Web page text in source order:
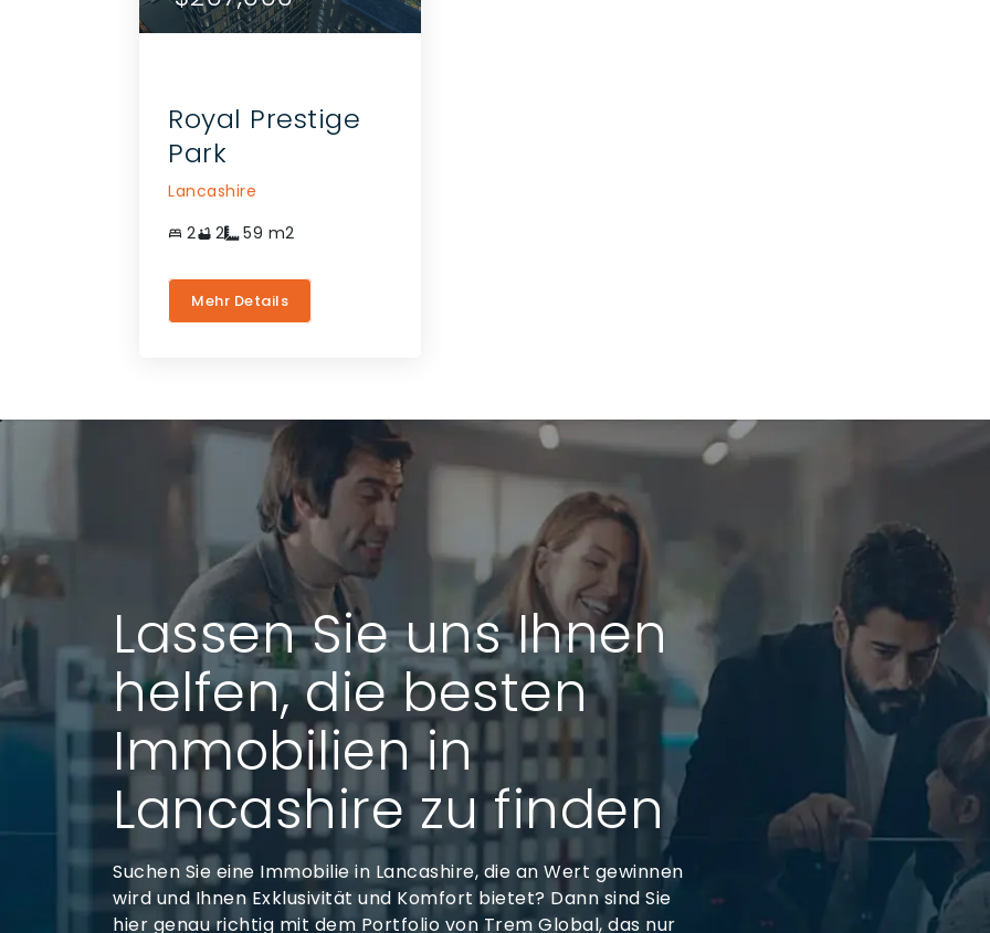
Royal Prestige
Park
Lancashire
2
2 59 m2
Mehr Details
Lassen Sie uns Ihnen
helfen, die besten
Immobilien in
Lancashire zu finden
Suchen Sie eine Immobilie in Lancashire, die an Wert gewinnen
wird und Ihnen Exklusivität und Komfort bietet? Dann sind Sie
hier genau richtig mit dem Portfolio von Trem Global, das nur